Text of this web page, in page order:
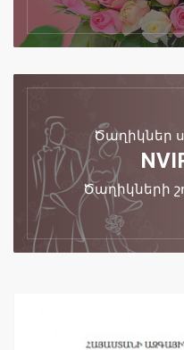
Ծաղիկներ
Ծաղիկների